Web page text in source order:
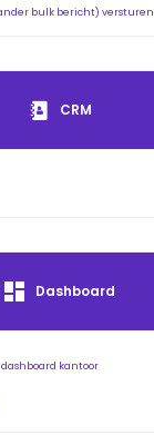
bulk bericht) versturen
CRM
Dashboard
kantoor